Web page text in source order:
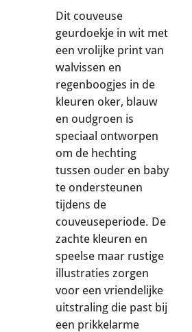
Dit couveuse
geurdoekje in wit met
een vrolijke print van
walvissen en
regenboogjes in de
kleuren oker, blauw
en oudgroen is
speciaal ontworpen
om de hechting
tussen ouder en baby
te ondersteunen
tijdens de
couveuseperiode. De
zachte kleuren en
speelse maar rustige
illustraties zorgen
voor een vriendelijke
uitstraling die past bij
een prikkelarme